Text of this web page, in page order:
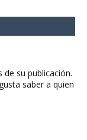
su publicación.
saber a quien